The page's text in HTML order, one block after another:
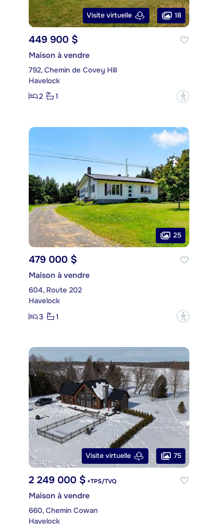
Visite virtuelle 18
449 900 $
Maison à vendre
792, Chemin de Covey Hill
Havelock
2
1 ?
25
479 000 $
Maison à vendre
604, Route 202
Havelock
3
1 ?
Visite virtuelle 75
2 249 000 $ +TPS/TVQ
Maison à vendre
660, Chemin Cowan
Havelock